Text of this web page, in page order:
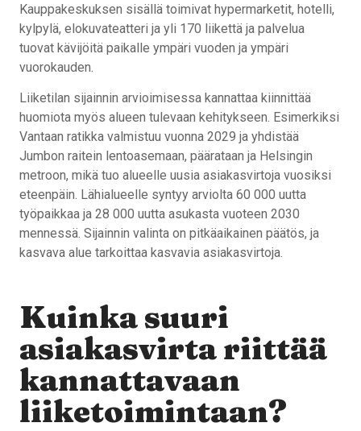
Kauppakeskuksen sisällä toimivat hypermarketit, hotelli,
kylpylä, elokuvateatteri ja yli 170 liikettä ja palvelua
tuovat kävijöitä paikalle ympäri vuoden ja ympäri
vuorokauden.
Liiketilan sijainnin arvioimisessa kannattaa kiinnittää
huomiota myös alueen tulevaan kehitykseen. Esimerkiksi
Vantaan ratikka valmistuu vuonna 2029 ja yhdistää
Jumbon raitein lentoasemaan, päärataan ja Helsingin
metroon, mikä tuo alueelle uusia asiakasvirtoja vuosiksi
eteenpäin. Lähialueelle syntyy arviolta 60 000 uutta
työpaikkaa ja 28 000 uutta asukasta vuoteen 2030
mennessä. Sijainnin valinta on pitkäaikainen päätös, ja
kasvava alue tarkoittaa kasvavia asiakasvirtoja.
Kuinka suuri
asiakasvirta riittää
kannattavaan
liiketoimintaan?